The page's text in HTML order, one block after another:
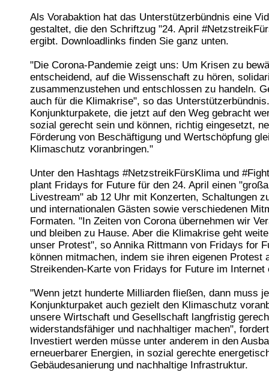
Als Vorabaktion hat das Unterstützerbündnis eine
gestaltet, die den Schriftzug "24. April
ergibt. Downloadlinks finden Sie ganz unten.
"Die Corona-Pandemie zeigt uns: Um Krisen zu
entscheidend, auf die Wissenschaft zu hören,
zusammenzustehen und entschlossen zu handeln.
auch für die Klimakrise", so das
Konjunkturpakete, die jetzt auf den Weg gebracht
sozial gerecht sein und können, richtig eingesetzt,
Förderung von Beschäftigung und Wertschöpfung
Klimaschutz voranbringen."
Unter den Hashtags #NetzstreikFürsKlima und
plant Fridays for Future für den 24. April einen
Livestream" ab 12 Uhr mit Konzerten, Schaltungen
und internationalen Gästen sowie verschiedenen
Formaten. "In Zeiten von Corona übernehmen wir
und bleiben zu Hause. Aber die Klimakrise geht
unser Protest", so Annika Rittmann von Fridays for
können mitmachen, indem sie ihren eigenen Protest
Streikenden-Karte von Fridays for Future im Internet
"Wenn jetzt hunderte Milliarden fließen, dann muss
Konjunkturpaket auch gezielt den Klimaschutz
unsere Wirtschaft und Gesellschaft langfristig
widerstandsfähiger und nachhaltiger machen",
Investiert werden müsse unter anderem in den
erneuerbarer Energien, in sozial gerechte
Gebäudesanierung und nachhaltige Infrastruktur.